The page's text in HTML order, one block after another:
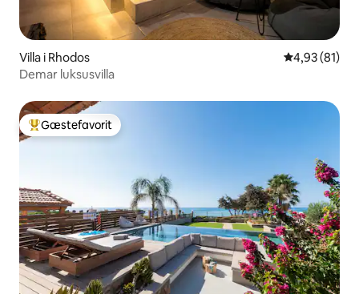
Villa i Rhodos 4,93 ud af 5
4,93 (81)
Demar luksusvilla
Bedste gæstefavorit
Gæstefavorit